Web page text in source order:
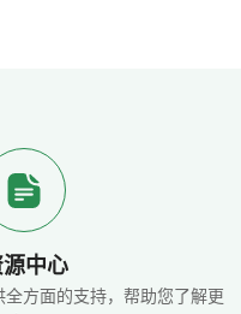
源中心
方面的支持，帮助您了解更